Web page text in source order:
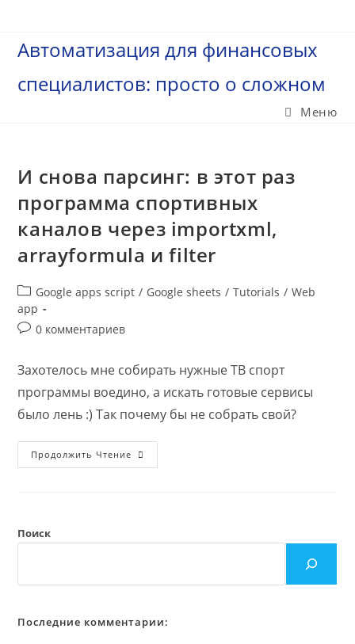
содержимому
Автоматизация для финансовых
специалистов: просто о сложном
Меню
И снова парсинг: в этот раз
программа спортивных
каналов через importxml,
arrayformula и filter
Рубрика
записи:
Google apps script / Google sheets / Tutorials / Web
app
Комментарии
записи:
0 комментариев
Захотелось мне собирать нужные ТВ спорт
программы воедино, а искать готовые сервисы
было лень :) Так почему бы не собрать свой?
Продолжить Чтение И
Снова
Каналов
И
Поиск
Последние комментарии: